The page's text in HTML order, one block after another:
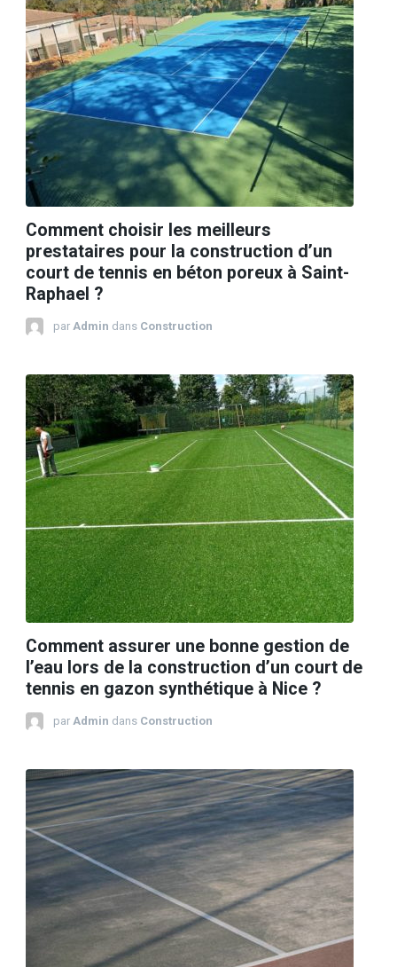
Comment choisir les meilleurs
prestataires pour la construction d’un
court de tennis en béton poreux à Saint-
Raphael ?
par Admin dans Construction
Comment assurer une bonne gestion de
l’eau lors de la construction d’un court de
tennis en gazon synthétique à Nice ?
par Admin dans Construction